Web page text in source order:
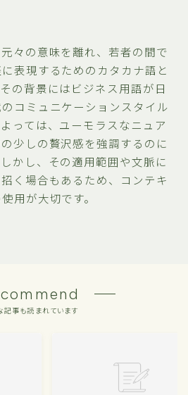
々の意味を離れ、若者の間で
表現するためのカタカナ語と
の背景にはビジネス用語が日
コミュニケーションスタイル
っては、ユーモラスなニュア
少しの贅沢感を強調するのに
かし、その適用範囲や文脈に
く場合もあるため、コンテキ
用が大切です。
記事も読まれています